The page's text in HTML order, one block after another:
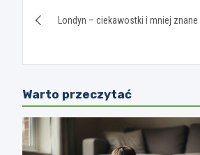
wpisuLondyn – ciekawostki i mniej
Warto przeczytać